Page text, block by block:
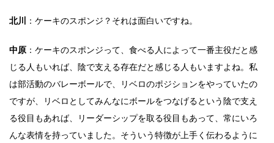
北川 ：ケーキのスポンジ？それは面白いですね。
中原 ：ケーキのスポンジって、食べる人によって一番主役だと感
じる人もいれば、陰で支える存在だと感じる人もいますよね。私
は部活動のバレーボールで、リベロのポジションをやっていたの
ですが、リベロとしてみんなにボールをつなげるという陰で支え
る役目もあれば、リーダーシップを取る役目もあって、常にいろ
んな表情を持っていました。そういう特徴が上手く伝わるように